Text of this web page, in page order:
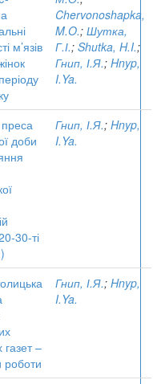
м’язів
Chervonoshapka,
M.O.; Шутка,
Г.І.; Shutka, H.I.;
Гнип, І.Я.; Hnyp,
I.Ya.
доби
30-ті
Гнип, І.Я.; Hnyp,
I.Ya.
газет –
роботи
Гнип, І.Я.; Hnyp,
I.Ya.